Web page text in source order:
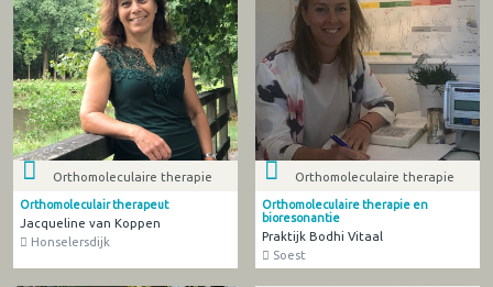
Orthomoleculaire therapie
Orthomoleculair therapeut
Jacqueline van Koppen
Honselersdijk
Orthomoleculaire therapie
Orthomoleculaire therapie en
bioresonantie
Praktijk Bodhi Vitaal
Soest